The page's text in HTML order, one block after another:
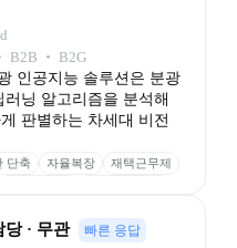
B2B ‧ B2G
인공지능 솔루션은 분광
닝 알고리즘을 분석해
판별하는 차세대 비전
단축 자율복장
재택근무제
· 무관
빠른 응답